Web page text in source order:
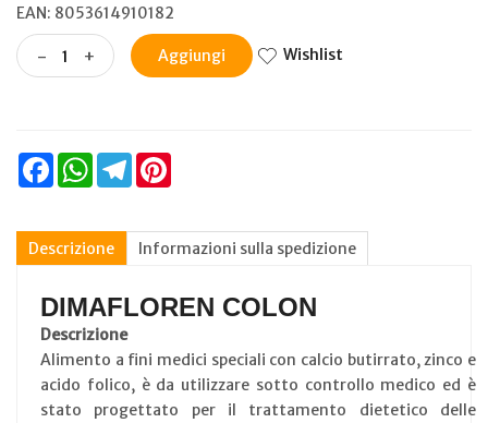
EAN: 8053614910182
- + Aggiungi Wishlist
FacebookWhatsAppTelegram
Descrizione Informazioni sulla spedizione
DIMAFLOREN COLON
Descrizione
Alimento a fini medici speciali con calcio butirrato, zinco e
acido folico, è da utilizzare sotto controllo medico ed è
stato progettato per il trattamento dietetico delle